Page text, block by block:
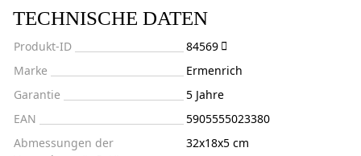
TECHNISCHE DATEN
Produkt-ID
84569
Marke
Ermenrich
Garantie
5 Jahre
EAN
5905555023380
Abmessungen der
32x18x5 cm